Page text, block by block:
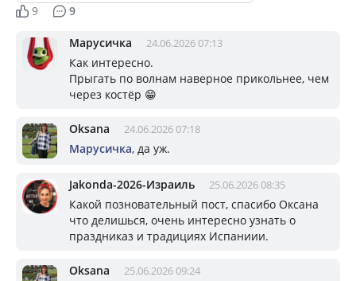
9 9
Марусичка 24.06.2026 07:13
Как интересно.
Прыгать по волнам наверное прикольнее, чем
через костёр 😁
Oksana 24.06.2026 07:18
Марусичка, да уж.
Jakonda-2026-Израиль 25.06.2026 08:35
Какой позновательный пост, спасибо Оксана
что делишься, очень интересно узнать о
праздниказ и традициях Испаниии.
Oksana 25.06.2026 09:24